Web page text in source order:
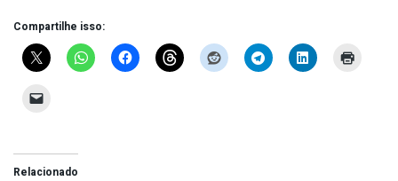
Compartilhe isso:
Relacionado